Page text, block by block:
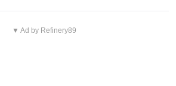
▼ Ad by Refinery89